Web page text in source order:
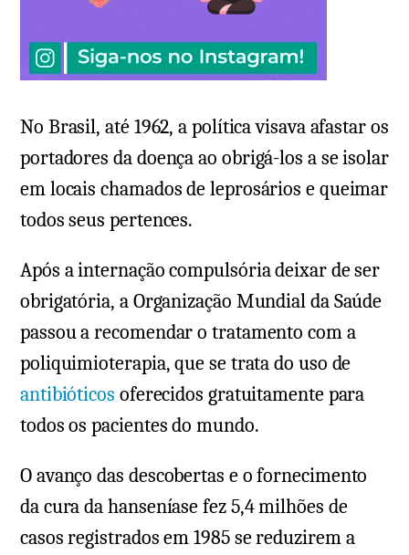
No Brasil, até 1962, a política visava afastar os
portadores da doença ao obrigá-los a se isolar
em locais chamados de leprosários e queimar
todos seus pertences.
Após a internação compulsória deixar de ser
obrigatória, a Organização Mundial da Saúde
passou a recomendar o tratamento com a
poliquimioterapia, que se trata do uso de
antibióticos oferecidos gratuitamente para
todos os pacientes do mundo.
O avanço das descobertas e o fornecimento
da cura da hanseníase fez 5,4 milhões de
casos registrados em 1985 se reduzirem a